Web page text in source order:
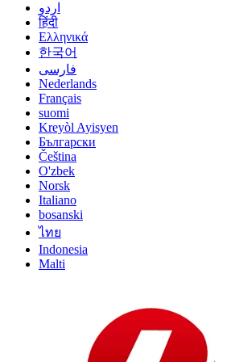
اردو
हिंदी
Ελληνικά
한국어
فارسی
Nederlands
Français
suomi
Kreyòl Ayisyen
Български
Čeština
O'zbek
Norsk
Italiano
bosanski
ไทย
Indonesia
Malti